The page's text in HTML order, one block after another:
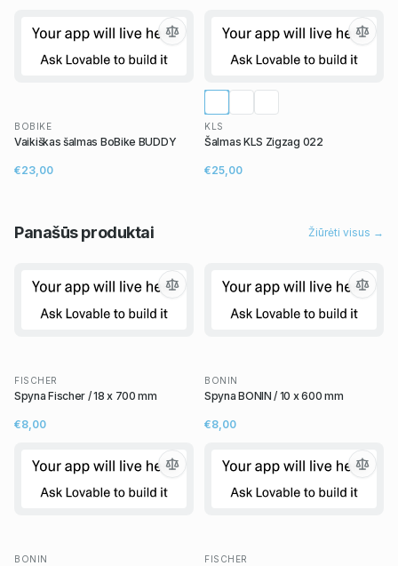
BOBIKE
Vaikiškas šalmas BoBike BUDDY
€23,00
KLS
Šalmas KLS Zigzag 022
€25,00
Panašūsproduktai Žiūrėti visus →
FISCHER
Spyna Fischer / 18 x 700 mm
€8,00
BONIN
Spyna BONIN / 10 x 600 mm
€8,00
BONIN FISCHER